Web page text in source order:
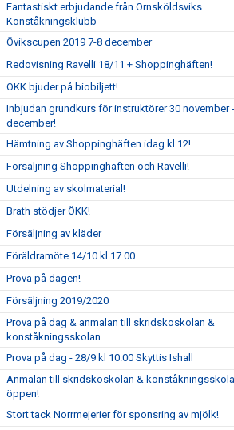
Fantastiskt erbjudande från Örnsköldsviks
Konståkningsklubb
Övikscupen 2019 7-8 december
Redovisning Ravelli 18/11 + Shoppinghäften!
ÖKK bjuder på biobiljett!
Inbjudan grundkurs för instruktörer 30 november
december!
Hämtning av Shoppinghäften idag kl 12!
Försäljning Shoppinghäften och Ravelli!
Utdelning av skolmaterial!
Brath stödjer ÖKK!
Försäljning av kläder
Föräldramöte 14/10 kl 17.00
Prova på dagen!
Försäljning 2019/2020
Prova på dag & anmälan till skridskoskolan &
konståkningsskolan
Prova på dag - 28/9 kl 10.00 Skyttis Ishall
Anmälan till skridskoskolan &
öppen!
Stort tack Norrmejerier för sponsring av mjölk!